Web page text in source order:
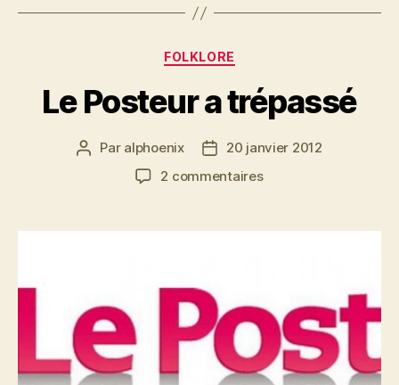
Catégories
FOLKLORE
Le Posteur a trépassé
Auteur
Par alphoenix
Date20 janvier 2012
2 commentairessur
a